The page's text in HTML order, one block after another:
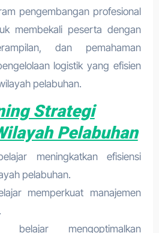
pengembangan profesional
membekali peserta dengan
dan pemahaman
logistik yang efisien
pelabuhan.
Strategi
Pelabuhan
meningkatkan efisiensi
pelabuhan.
memperkuat manajemen
belajar mengoptimalkan